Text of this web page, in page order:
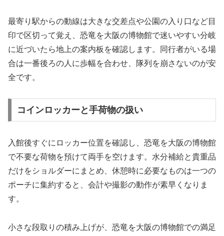
最寄り駅からの動線は大きな交差点や公園の入り口など目
印で区切って覚え、恐竜を大阪の博物館で迷いやすい分岐
に近づいたら地上の案内板を確認します。同行者がいる場
合は一番後ろの人に歩幅を合わせ、隊列を崩さないのが安
全です。
コインロッカーと手荷物の扱い
入館後すぐにロッカー位置を確認し、恐竜を大阪の博物館
で不要な荷物を預けて両手を空けます。水分補給と貴重品
だけをショルダーにまとめ、休憩時に必要なものは一つの
ポーチに集約すると、会計や撮影の動作が素早くなりま
す。
小さな段取りの積み上げが、恐竜を大阪の博物館での満足